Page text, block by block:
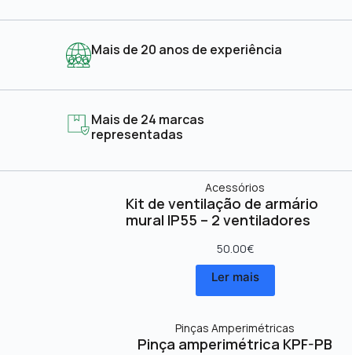
Mais de 20 anos de experiência
Mais de 24 marcas
representadas
Acessórios
Kit de ventilação de armário
mural IP55 – 2 ventiladores
50.00€
Ler mais
Pinças Amperimétricas
Pinça amperimétrica KPF-PB